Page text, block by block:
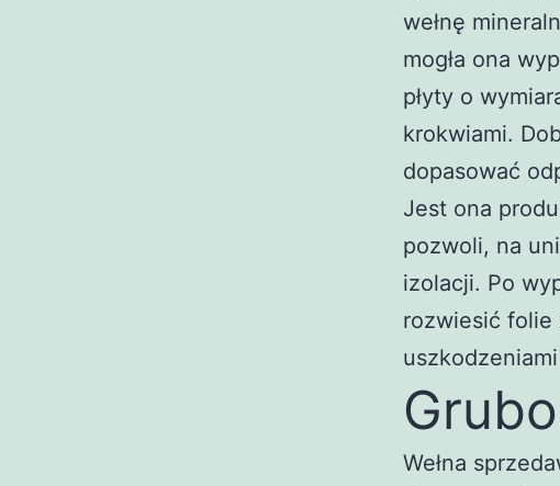
wełnę
mogła ona
płyty o
krokwiami.
dopasować
Jest ona
pozwoli, na
izolacji. Po
rozwiesić folie
Wełna